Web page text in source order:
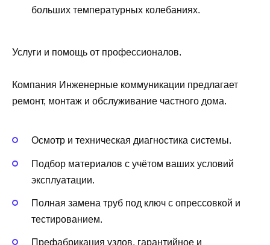
больших температурных колебаниях.
Услуги и помощь от профессионалов.
Компания Инженерные коммуникации предлагает
ремонт, монтаж и обслуживание частного дома.
Осмотр и техническая диагностика системы.
Подбор материалов с учётом ваших условий
эксплуатации.
Полная замена труб под ключ с опрессовкой и
тестированием.
Префабрикация узлов, гарантийное и